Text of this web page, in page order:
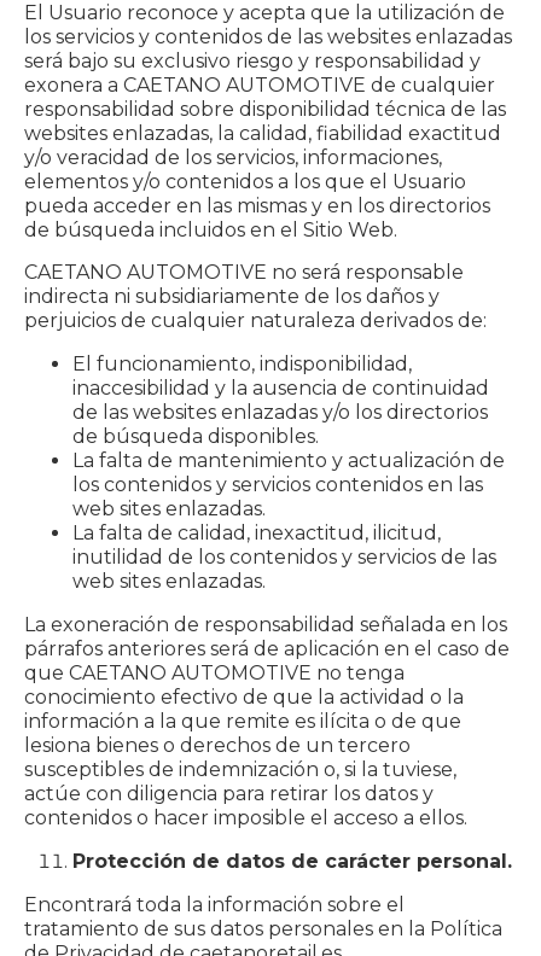
El Usuario reconoce y acepta que la utilización de
los servicios y contenidos de las websites enlazadas
será bajo su exclusivo riesgo y responsabilidad y
exonera a CAETANO AUTOMOTIVE de cualquier
responsabilidad sobre disponibilidad técnica de las
websites enlazadas, la calidad, fiabilidad exactitud
y/o veracidad de los servicios, informaciones,
elementos y/o contenidos a los que el Usuario
pueda acceder en las mismas y en los directorios
de búsqueda incluidos en el Sitio Web.
CAETANO AUTOMOTIVE no será responsable
indirecta ni subsidiariamente de los daños y
perjuicios de cualquier naturaleza derivados de:
El funcionamiento, indisponibilidad,
inaccesibilidad y la ausencia de continuidad
de las websites enlazadas y/o los directorios
de búsqueda disponibles.
La falta de mantenimiento y actualización de
los contenidos y servicios contenidos en las
web sites enlazadas.
La falta de calidad, inexactitud, ilicitud,
inutilidad de los contenidos y servicios de las
web sites enlazadas.
La exoneración de responsabilidad señalada en los
párrafos anteriores será de aplicación en el caso de
que CAETANO AUTOMOTIVE no tenga
conocimiento efectivo de que la actividad o la
información a la que remite es ilícita o de que
lesiona bienes o derechos de un tercero
susceptibles de indemnización o, si la tuviese,
actúe con diligencia para retirar los datos y
contenidos o hacer imposible el acceso a ellos.
Protección de datos de carácter personal.
Encontrará toda la información sobre el
tratamiento de sus datos personales en la Política